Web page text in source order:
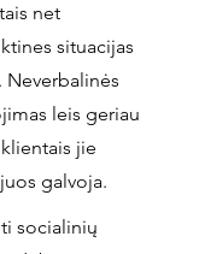
net
situacijas
Neverbalinės
leis geriau
jie
galvoja.
socialinių